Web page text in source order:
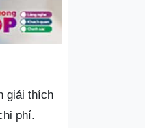
giải thích
phí.